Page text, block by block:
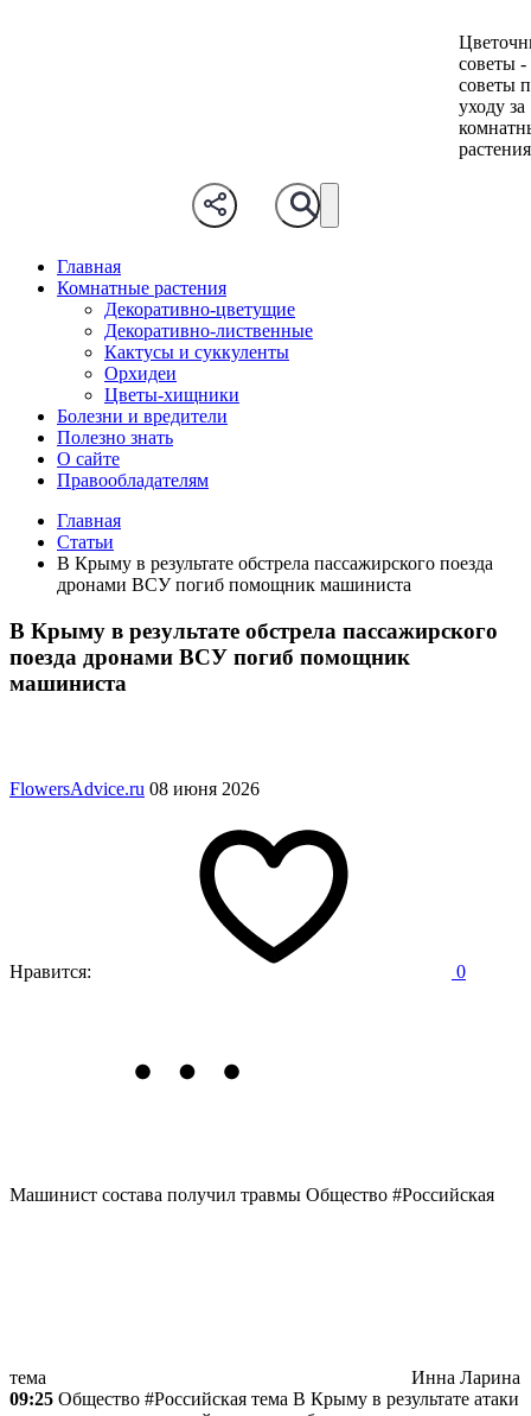
советы -
советы
уходу за
Главная
Комнатные растения
Декоративно-цветущие
Декоративно-лиственные
Кактусы и суккуленты
Орхидеи
Цветы-хищники
Болезни и вредители
Полезно знать
О сайте
Правообладателям
Главная
Статьи
В Крыму в результате обстрела пассажирского поезда
дронами ВСУ погиб помощник машиниста
В Крыму в результате обстрела пассажирского
поезда дронами ВСУ погиб помощник
машиниста
FlowersAdvice.ru 08 июня 2026
Нравится: 0
Машинист состава получил травмы Общество #Российская
тема
Инна Ларина
09:25 Общество #Российская тема В Крыму в результате атаки